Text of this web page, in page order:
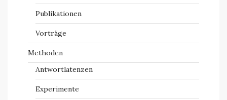
Publikationen
Vorträge
Methoden
Antwortlatenzen
Experimente